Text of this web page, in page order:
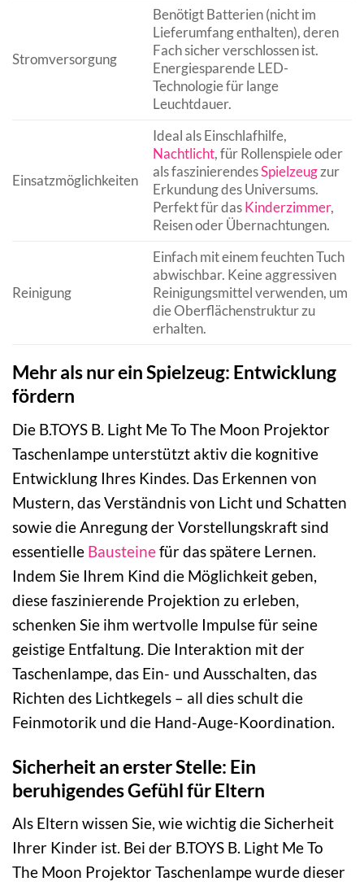
Stromversorgung
Benötigt Batterien (nicht im
Lieferumfang enthalten), deren
Fach sicher verschlossen ist.
Energiesparende LED-
Technologie für lange
Leuchtdauer.
Einsatzmöglichkeiten
Ideal als Einschlafhilfe,
Nachtlicht, für Rollenspiele oder
als faszinierendesSpielzeugzur
Erkundung des Universums.
Perfekt für dasKinderzimmer,
Reisen oder Übernachtungen.
Reinigung
Einfach mit einem feuchten Tuch
abwischbar. Keine aggressiven
Reinigungsmittel verwenden, um
die Oberflächenstruktur zu
erhalten.
Mehr als nur ein Spielzeug: Entwicklung
fördern
Die B.TOYS B. Light Me To The Moon Projektor
Taschenlampe unterstützt aktiv die kognitive
Entwicklung Ihres Kindes. Das Erkennen von
Mustern, das Verständnis von Licht und Schatten
sowie die Anregung der Vorstellungskraft sind
essentielle Bausteinefür das spätere Lernen.
Indem Sie Ihrem Kind die Möglichkeit geben,
diese faszinierende Projektion zu erleben,
schenken Sie ihm wertvolle Impulse für seine
geistige Entfaltung. Die Interaktion mit der
Taschenlampe, das Ein- und Ausschalten, das
Richten des Lichtkegels – all dies schult die
Feinmotorik und die Hand-Auge-Koordination.
Sicherheit an erster Stelle: Ein
beruhigendes Gefühl für Eltern
Als Eltern wissen Sie, wie wichtig die Sicherheit
Ihrer Kinder ist. Bei der B.TOYS B. Light Me To
The Moon Projektor Taschenlampe wurde dieser